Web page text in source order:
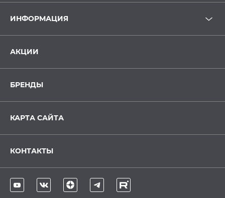
ИНФОРМАЦИЯ
АКЦИИ
БРЕНДЫ
КАРТА САЙТА
КОНТАКТЫ